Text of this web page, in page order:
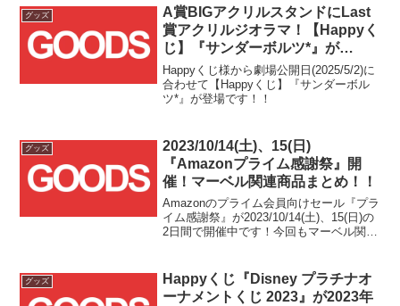
ブラックパンサーです！！マントを羽織
り槍を...
グッズ
A賞BIGアクリルスタンドにLast
賞アクリルジオラマ！【Happyく
じ】『サンダーボルツ*』が
2025/5/2(金)より発売！！
Happyくじ様から劇場公開日(2025/5/2)に
合わせて【Happyくじ】『サンダーボル
ツ*』が登場です！！
グッズ
2023/10/14(土)、15(日)
『Amazonプライム感謝祭』開
催！マーベル関連商品まとめ！！
Amazonのプライム会員向けセール『プラ
イム感謝祭』が2023/10/14(土)、15(日)の
2日間で開催中です！今回もマーベル関連
で、本投稿では個人的に気になったもの
をまとめていきます！！
グッズ
Happyくじ『Disney プラチナオ
ーナメントくじ 2023』が2023年